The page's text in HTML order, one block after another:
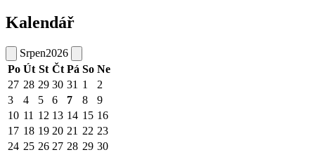
Kalendář
Srpen2026
Po Út St Čt Pá So Ne
27 28 29 30 31 1
2
3
4 5 6 7 8
9
10 11 12 13 14 15 16
17 18 19 20 21 22 23
24 25 26 27 28 29 30